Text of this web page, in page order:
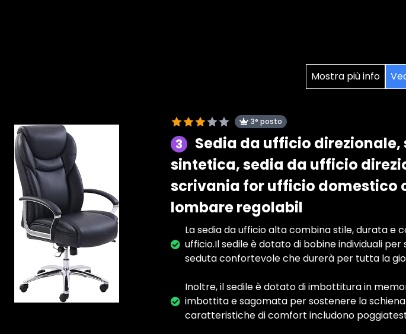
Mostra più info
3° posto
3
Sedia da ufficio
sintetica, sedia da ufficio
scrivania for ufficio domestico
lombare regolabil
La sedia da ufficio alta combina stile, durata e
ufficio.Il sedile è dotato di bobine individuali
seduta confortevole che durerà per tutta la
Inoltre, il sedile è dotato di imbottitura in
imbottita e sagomata per sostenere la
caratteristiche di comfort includono